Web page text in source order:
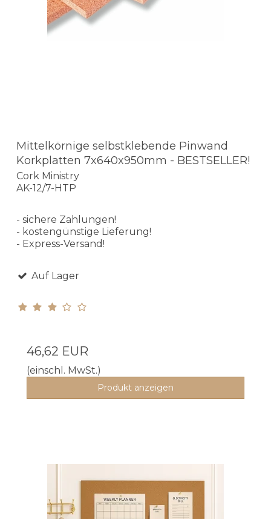
Mittelkörnige selbstklebende Pinwand
Korkplatten 7x640x950mm - BESTSELLER!
Cork Ministry
AK-12/7-HTP
- sichere Zahlungen!
- kostengünstige Lieferung!
- Express-Versand!
Auf Lager
46,62 EUR
(einschl. MwSt.)
Produkt anzeigen